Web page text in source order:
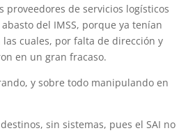
proveedores de servicios logísticos
del IMSS, porque ya tenían
cuales, por falta de dirección y
en un gran fracaso.
y sobre todo manipulando en
sin sistemas, pues el SAI no